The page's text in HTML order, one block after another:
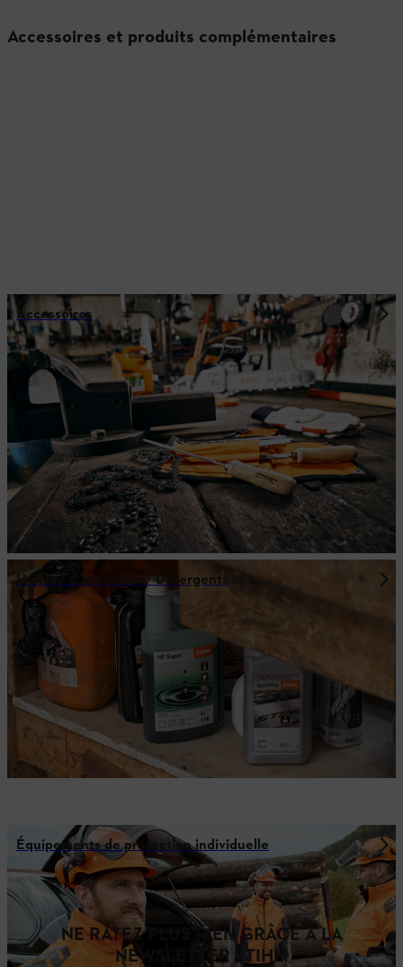
Accessoires et produits complémentaires
Accessoires
Huiles / Carburants / Détergents
Équipements de protection individuelle
NE RATEZ PLUS RIEN GRÂCE À LA
NEWSLETTER STIHL!